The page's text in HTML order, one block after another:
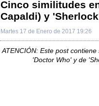
Cinco similitudes
Capaldi) y
Martes 17 de Enero de 2017 19:26
ATENCIÓN: Este post
'Doctor Who' y de